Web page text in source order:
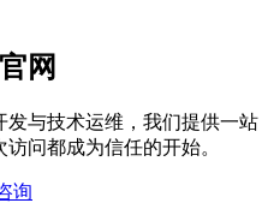
网
发与技术运维，我们提供一站
问都成为信任的开始。
询